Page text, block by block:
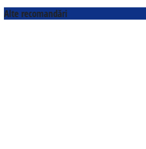
Alte recomandări